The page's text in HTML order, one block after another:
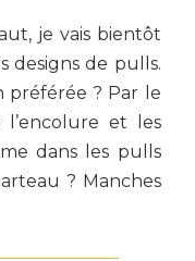
je vais bientôt
designs de pulls.
préférée ? Par le
et les
dans les pulls
? Manches